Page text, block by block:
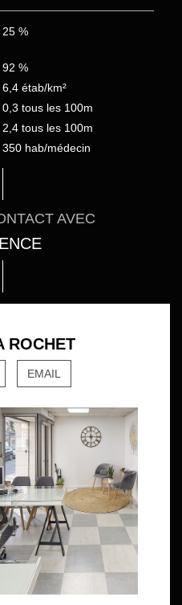
25 %
92 %
6,4 étab/km²
0,3 tous les 100m
2,4 tous les 100m
350 hab/médecin
AVEC
ROCHET
EMAIL